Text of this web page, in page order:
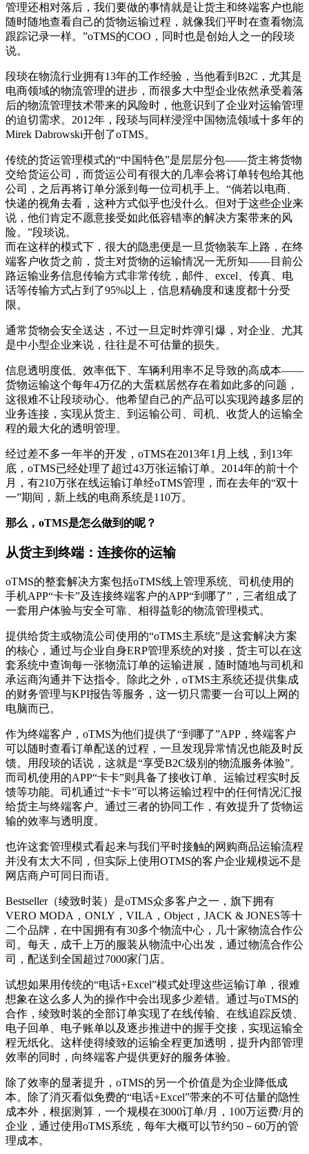
管理还相对落后，我们要做的事情就是让货主和终端客户也能
随时随地查看自己的货物运输过程，就像我们平时在查看物流
跟踪记录一样。”oTMS的COO，同时也是创始人之一的段琰
说。
段琰在物流行业拥有13年的工作经验，当他看到B2C，尤其是
电商领域的物流管理的进步，而很多大中型企业依然承受着落
后的物流管理技术带来的风险时，他意识到了企业对运输管理
的迫切需求。2012年，段琰与同样浸淫中国物流领域十多年的
Mirek Dabrowski开创了oTMS。
传统的货运管理模式的“中国特色”是层层分包——货主将货物
交给货运公司，而货运公司有很大的几率会将订单转包给其他
公司，之后再将订单分派到每一位司机手上。“倘若以电商、
快递的视角去看，这种方式似乎也没什么。但对于这些企业来
说，他们肯定不愿意接受如此低容错率的解决方案带来的风
险。”段琰说。
而在这样的模式下，很大的隐患便是一旦货物装车上路，在终
端客户收货之前，货主对货物的运输情况一无所知——目前公
路运输业务信息传输方式非常传统，邮件、excel、传真、电
话等传输方式占到了95%以上，信息精确度和速度都十分受
限。
通常货物会安全送达，不过一旦定时炸弹引爆，对企业、尤其
是中小型企业来说，往往是不可估量的损失。
信息透明度低、效率低下、车辆利用率不足导致的高成本——
货物运输这个每年4万亿的大蛋糕居然存在着如此多的问题，
这很难不让段琰动心。他希望自己的产品可以实现跨越多层的
业务连接，实现从货主、到运输公司、司机、收货人的运输全
程的最大化的透明管理。
经过差不多一年半的开发，oTMS在2013年1月上线，到13年
底，oTMS已经处理了超过43万张运输订单。2014年的前十个
月，有210万张在线运输订单经oTMS管理，而在去年的“双十
一”期间，新上线的电商系统是110万。
那么，oTMS是怎么做到的呢？
从货主到终端：连接你的运输
oTMS的整套解决方案包括oTMS线上管理系统、司机使用的
手机APP“卡卡”及连接终端客户的APP“到哪了”，三者组成了
一套用户体验与安全可靠、相得益彰的物流管理模式。
提供给货主或物流公司使用的“oTMS主系统”是这套解决方案
的核心，通过与企业自身ERP管理系统的对接，货主可以在这
套系统中查询每一张物流订单的运输进展，随时随地与司机和
承运商沟通并下达指令。除此之外，oTMS主系统还提供集成
的财务管理与KPI报告等服务，这一切只需要一台可以上网的
电脑而已。
作为终端客户，oTMS为他们提供了“到哪了”APP，终端客户
可以随时查看订单配送的过程，一旦发现异常情况也能及时反
馈。用段琰的话说，这就是“享受B2C级别的物流服务体验”。
而司机使用的APP“卡卡”则具备了接收订单、运输过程实时反
馈等功能。司机通过“卡卡”可以将运输过程中的任何情况汇报
给货主与终端客户。通过三者的协同工作，有效提升了货物运
输的效率与透明度。
也许这套管理模式看起来与我们平时接触的网购商品运输流程
并没有太大不同，但实际上使用OTMS的客户企业规模远不是
网店商户可同日而语。
Bestseller（绫致时装）是oTMS众多客户之一，旗下拥有
VERO MODA，ONLY，VILA，Object，JACK & JONES等十
二个品牌，在中国拥有有30多个物流中心，几十家物流合作公
司。每天，成千上万的服装从物流中心出发，通过物流合作公
司，配送到全国超过7000家门店。
试想如果用传统的“电话+Excel”模式处理这些运输订单，很难
想象在这么多人为的操作中会出现多少差错。通过与oTMS的
合作，绫致时装的全部订单实现了在线传输、在线追踪反馈、
电子回单、电子账单以及逐步推进中的握手交接，实现运输全
程无纸化。这样使得绫致的运输全程更加透明，提升内部管理
效率的同时，向终端客户提供更好的服务体验。
除了效率的显著提升，oTMS的另一个价值是为企业降低成
本。除了消灭看似免费的“电话+Excel”带来的不可估量的隐性
成本外，根据测算，一个规模在3000订单/月，100万运费/月的
企业，通过使用oTMS系统，每年大概可以节约50－60万的管
理成本。